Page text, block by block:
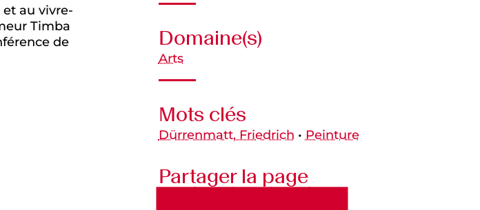
au vivre-
Timba
de
Domaine(s)
Arts
Mots clés
Dürrenmatt, Friedrich • Peinture
Partager la page